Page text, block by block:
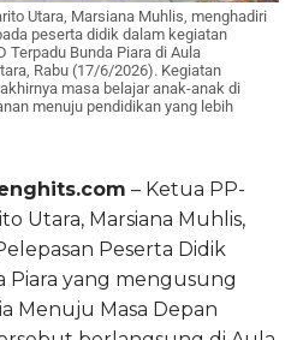
Utara, Marsiana Muhlis, menghadiri
peserta didik dalam kegiatan
Terpadu Bunda Piara di Aula
Rabu (17/6/2026). Kegiatan
masa belajar anak-anak di
menuju pendidikan yang lebih
– Ketua PP-
Utara, Marsiana Muhlis,
Peserta Didik
Piara yang mengusung
Menuju Masa Depan